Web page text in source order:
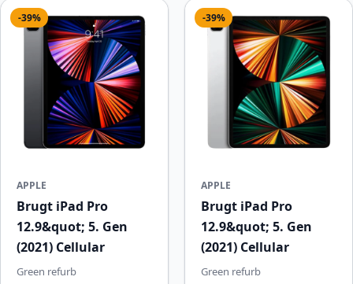
-39%
APPLE
Brugt iPad Pro
12.9&quot; 5. Gen
(2021) Cellular
Green refurb
-39%
APPLE
Brugt iPad Pro
12.9&quot; 5. Gen
(2021) Cellular
Green refurb